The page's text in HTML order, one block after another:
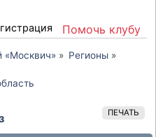
Помочь клубу
«Москвич» » Регионы»
ПЕЧАТЬ